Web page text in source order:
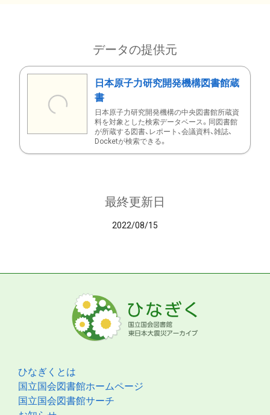
データの提供元
日本原子力研究開発機構図書館蔵
書
日本原子力研究開発機構の中央図書館所蔵資
料を対象とした検索データベース。同図書館
が所蔵する図書、レポート、会議資料、雑誌、
Docketが検索できる。
最終更新日
2022/08/15
ひなぎくとは
国立国会図書館ホームページ
国立国会図書館サーチ